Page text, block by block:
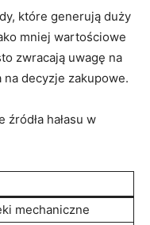
które generują duży
mniej wartościowe
zwracają uwagę na
na decyzje​ zakupowe.
hałasu w
mechaniczne